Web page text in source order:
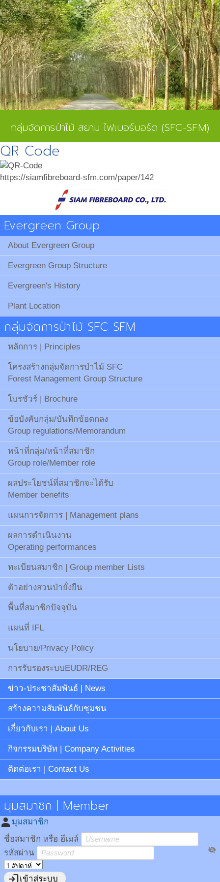
กลุ่มจัดการป่าไม้ สยาม ไฟเบอร์บอร์ด (SFC-SFM)
QR Code
https://siamfibreboard-sfm.com/paper/142
Evergreen Group
About Evergreen Group
Evergreen Group Structure
Evergreen's History
Plant Location
กลุ่มจัดการป่าไม้ SFC SFM
หลักการ | Principles
โครงสร้างกลุ่มจัดการป่าไม้ SFC
Forest Management Group Structure
โบรชัวร์ | Brochure
ข้อบังคับกลุ่ม/บันทึกข้อตกลง
Group regulations/Memorandum
หน้าที่กลุ่ม/หน้าที่สมาชิก
Group role/Member role
ผลประโยชน์ที่สมาชิกจะได้รับ
Member benefits
แผนการจัดการ | Management plans
ผลการดำเนินงาน
Operating performances
ทะเบียนสมาชิก | Group member Lists
ตัวอย่างสวนป่ายั่งยืน
พื้นที่สมาชิกปัจจุบัน
แผนที่ IFL
นโยบาย/Privacy Policy
การรับรองระบบEUDR/REG
ข่าว-ประชาสัมพันธ์ | News
สร้างความสัมพันธ์กับชุมชน
เกี่ยวกับเรา | About Us
กิจกรรมบริษัท | Company Activities
ติดต่อเรา | Contact Us
มุมสมาชิก | Member
person มุมสมาชิก
ชื่อสมาชิก หรือ อีเมล์
รหัสผ่าน
visibility_off
loginเข้าสู่ระบบ